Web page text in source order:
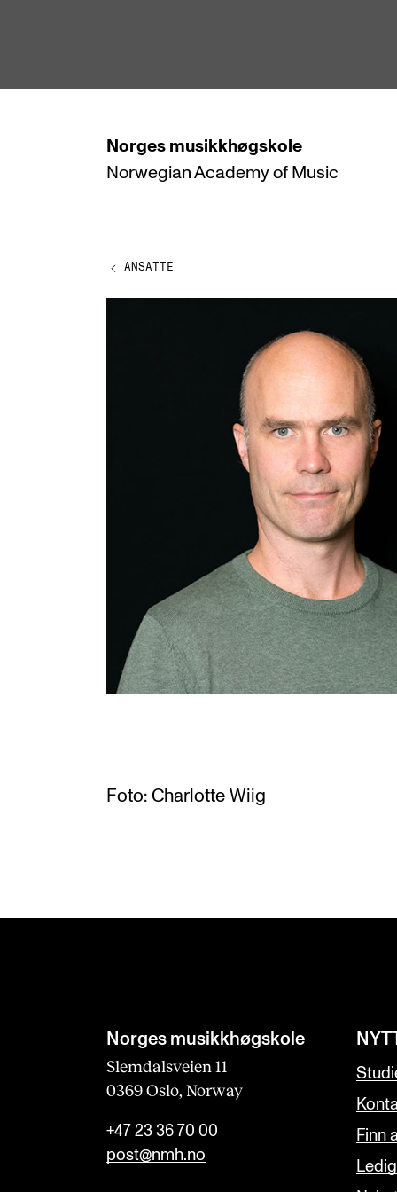
Norges musikkhøgskole
Norwegian Academy of Music
STUDIER
Bachelor
Master
Årsstudium og videreutdanning
Etterutdanning og kurs
INTERNASJONALT
Internasjonal strategi
Samarbeidsprosjekter
Nettverk
ANSATTE
Foto: Charlotte Wiig
Norges musikk­høgskole
Slemdalsveien 11
0369 Oslo, Norway
+47 23 36 70 00
post@nmh.no
Finn